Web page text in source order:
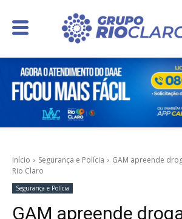
Início Segurança e Polícia
GAM apreende
Rio Claro
Segurança e Polícia
GAM apreende